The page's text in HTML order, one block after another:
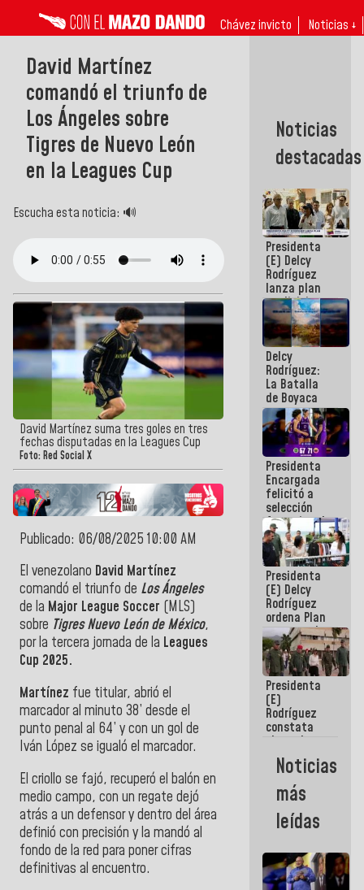
Chávez invicto Noticias ↓
David Martínez
comandó el triunfo de
Los Ángeles sobre
Tigres de Nuevo León
en la Leagues Cup
Escucha esta noticia: 🔊
David Martínez suma tres goles en tres
fechas disputadas en la Leagues Cup
Foto: Red Social X
Publicado: 06/08/2025 10:00 AM
El venezolano David Martínez
comandó el triunfo de Los Ángeles
de la Major League Soccer (MLS)
sobre Tigres Nuevo León de México,
por la tercera jornada de la Leagues
Cup 2025.
Martínez fue titular, abrió el
marcador al minuto 38’ desde el
punto penal al 64’ y con un gol de
Iván López se igualó el marcador.
El criollo se fajó, recuperó el balón en
medio campo, con un regate dejó
atrás a un defensor y dentro del área
definió con precisión y la mandó al
fondo de la red para poner cifras
definitivas al encuentro.
Noticias
destacadas
Presidenta
(E) Delcy
Rodríguez
lanza plan
crediticio
con subsidio
a Juntas de
Condominio
Delcy
Rodríguez:
La Batalla
de Boyaca
representa
un capítulo
decisivo en
la gesta
emancipadora
de nuestra
América
Presidenta
Encargada
felicitó a
selección
femenina de
baloncesto
por su
clasificación
a la
AmeriCup
2027
Presidenta
(E) Delcy
Rodríguez
ordena Plan
maestro de
desarrollo
logístico y
turístico
para La
Guaira
Presidenta
(E)
Rodríguez
constata
obras de
rehabilitación
de Escuela
Militar de
Mamo en La
Guaira
Noticias
más
leídas